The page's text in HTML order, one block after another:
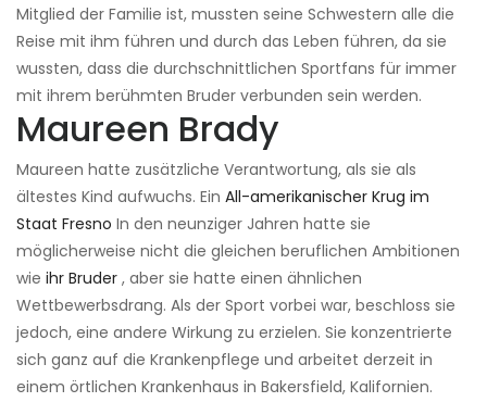
Mitglied der Familie ist, mussten seine Schwestern alle die
Reise mit ihm führen und durch das Leben führen, da sie
wussten, dass die durchschnittlichen Sportfans für immer
mit ihrem berühmten Bruder verbunden sein werden.
Maureen Brady
Maureen hatte zusätzliche Verantwortung, als sie als
ältestes Kind aufwuchs. Ein All-amerikanischer Krug im
Staat Fresno In den neunziger Jahren hatte sie
möglicherweise nicht die gleichen beruflichen Ambitionen
wie ihr Bruder , aber sie hatte einen ähnlichen
Wettbewerbsdrang. Als der Sport vorbei war, beschloss sie
jedoch, eine andere Wirkung zu erzielen. Sie konzentrierte
sich ganz auf die Krankenpflege und arbeitet derzeit in
einem örtlichen Krankenhaus in Bakersfield, Kalifornien.